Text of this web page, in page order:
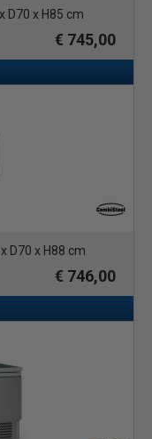
luchtvochtigheid
van +10°C
van
D70 x H85 cm
€ 745,00
D70 x H88 cm
€ 746,00